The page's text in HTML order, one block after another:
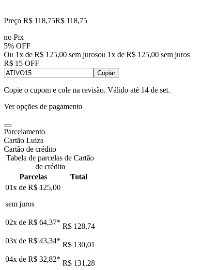
Preço R$ 118,75R$ 118,75
no Pix
5% OFF
Ou 1x de R$ 125,00 sem jurosou 1x de R$ 125,00 sem juros
R$ 15 OFF
Copiar
Copie o cupom e cole na revisão. Válido até 14 de set.
Ver opções de pagamento
Parcelamento
Cartão Luiza
Cartão de crédito
Tabela de parcelas de Cartão
de crédito
Parcelas
Total
01x de R$ 125,00
sem juros
02x de R$ 64,37* R$ 128,74
03x de R$ 43,34* R$ 130,01
04x de R$ 32,82* R$ 131,28